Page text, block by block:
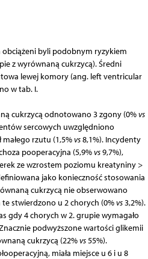
obciążeni byli podobnym ryzykiem
z wyrównaną cukrzycą). Średni
lewej komory (ang. left ventricular
w tab. I.
cukrzycą odnotowano 3 zgony (0%vs
sercowych uwzględniono
rzutu (1,5%vs8,1%). Incydenty
pooperacyjna (5,9%vs9,7%),
ze wzrostem poziomu kreatyniny >
jako konieczność stosowania
cukrzycą nie obserwowano
stwierdzono u 2 chorych (0%vs3,2%).
gdy 4 chorych w 2. grupie wymagało
podwyższone wartości glikemii
cukrzycą (22%vs55%).
miała miejsce u 6 i u 8